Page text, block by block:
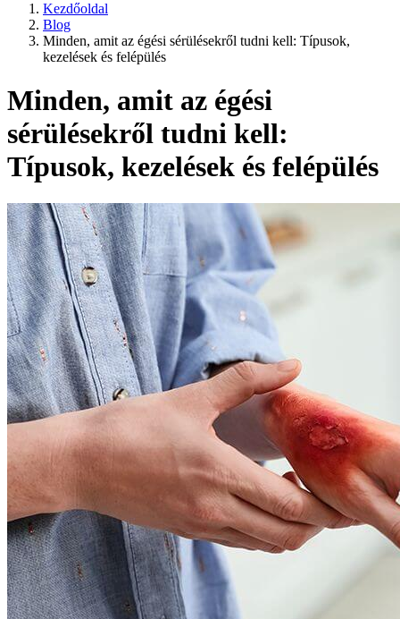
Kezdőoldal
Blog
Minden, amit az égési sérülésekről tudni kell: Típusok,
kezelések és felépülés
Minden, amit az égési
sérülésekről tudni kell:
Típusok, kezelések és felépülés